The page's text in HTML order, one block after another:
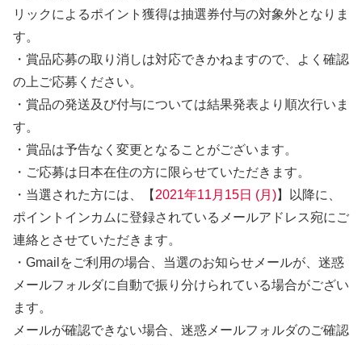
リックによるポイント獲得は抽選券付与の対象外となりま
す。
・賞品応募の取り消しは対応できかねますので、よく確認
の上ご応募ください。
・賞品の発送及び付与については結果発表より順次行いま
す。
・賞品は予告なく変更となることがございます。
・ご応募は日本在住の方に限らせていただきます。
・当選された方には、【 2021年11月15日 (月)】以降に、
ポイントインカムに登録されているメールアドレス宛にご
連絡とさせていただきます。
・Gmailをご利用の場合、当選のお知らせメールが、迷惑
メールフォルダに自動で振り分けられている場合がござい
ます。
メールが確認できない場合、迷惑メールフォルダのご確認